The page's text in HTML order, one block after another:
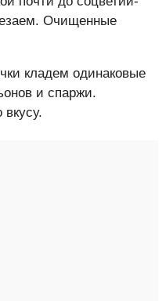
Очищенные
кладем одинаковые
и спаржи.